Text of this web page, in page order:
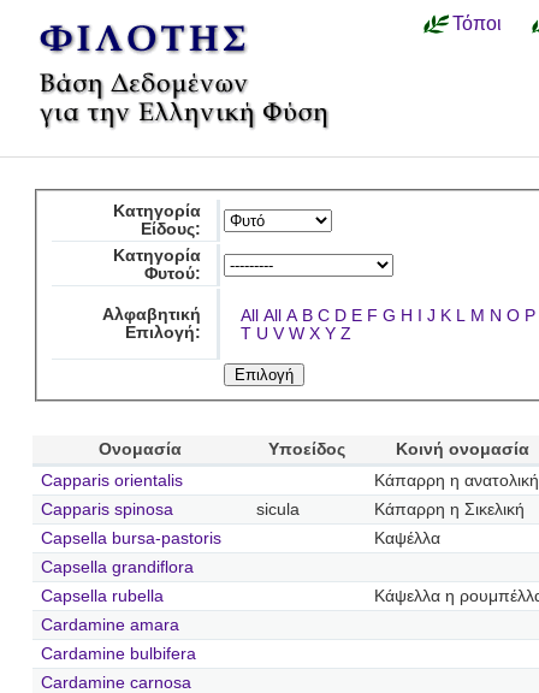
Τόποι
Κατηγορία
Είδους:
Κατηγορία
Φυτού:
Αλφαβητική
Επιλογή:
All All A B C D E F G H I J K L M N O P
T U V W X Y Z
Ονομασία Υποείδος
Κοινή ονομασία
Capparis orientalis
Κάπαρρη η ανατολική
Capparis spinosa
sicula
Κάπαρρη η Σικελική
Capsella bursa-pastoris
Καψέλλα
Capsella grandiflora
Capsella rubella
Κάψελλα η
Cardamine amara
Cardamine bulbifera
Cardamine carnosa